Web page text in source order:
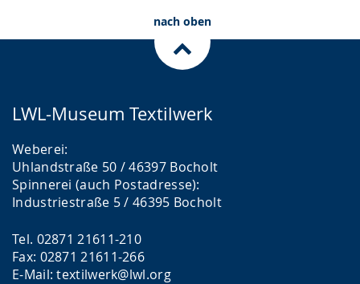
nach oben
LWL-Museum Textilwerk
Weberei:
Uhlandstraße 50 / 46397 Bocholt
Spinnerei (auch Postadresse):
Industriestraße 5 / 46395 Bocholt
Tel. 02871 21611-210
Fax: 02871 21611-266
E-Mail: textilwerk@lwl.org